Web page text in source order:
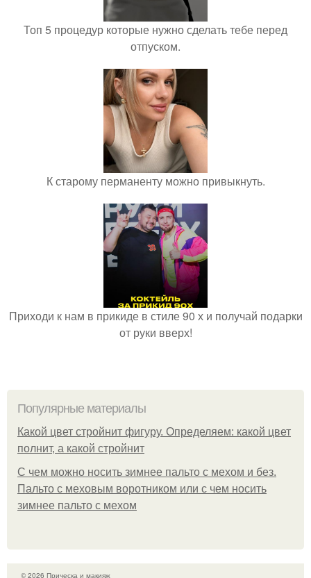
Топ 5 процедур которые нужно сделать тебе перед
отпуском.
К старому перманенту можно привыкнуть.
Приходи к нам в прикиде в стиле 90 х и получай подарки
от руки вверх!
Популярные материалы
Какой цвет стройнит фигуру. Определяем: какой цвет
полнит, а какой стройнит
C чем можно носить зимнее пальто с мехом и без.
Пальто с меховым воротником или с чем носить
зимнее пальто с мехом
© 2026 Прическа и макияж